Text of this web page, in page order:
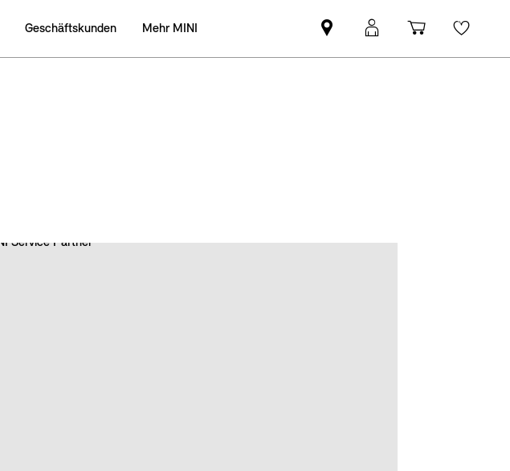
Geschäftskunden Mehr MINI
MINI
Partner
MINI
Login